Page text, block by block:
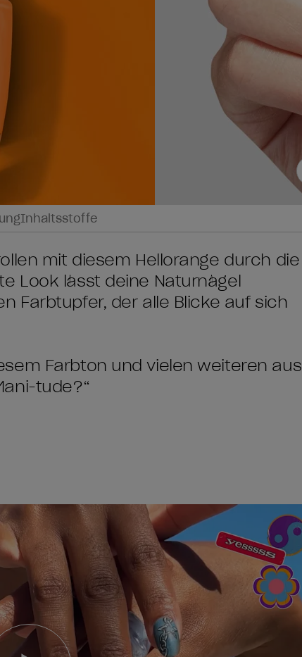
Inhaltsstoffe
mit diesem Hellorange durch die
Look lässt deine Naturnägel
Farbtupfer, der alle Blicke auf sich
Farbton und vielen weiteren aus
tude?“